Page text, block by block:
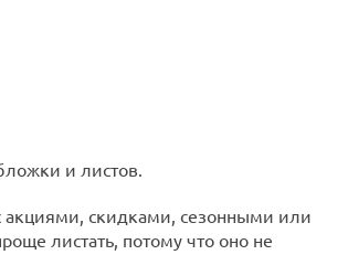
и листов.
акциями, скидками, сезонными или
листать, потому что оно не